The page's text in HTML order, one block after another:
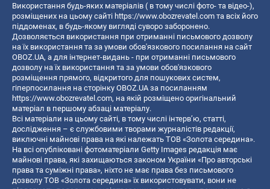
Використання будь-яких матеріалів ( в тому числі фото- та відео-),
розміщених на цьому сайті https://www.obozrevatel.com та всіх його
піддоменах, в будь-якому вигляді суворо заборонено.
Дозволяється використання при отриманні письмового дозволу
на їх використання та за умови обов'язкового посилання на сайт
OBOZ.UA, а для інтернет-видань - при отриманні письмового
дозволу на їх використання та за умови обов'язкового
розміщення прямого, відкритого для пошукових систем,
гіперпосилання на сторінку OBOZ.UA за посиланням
https://www.obozrevatel.com, на якій розміщено оригінальний
матеріал в першому абзаці матеріалу.
Всі матеріали на цьому сайті, в тому числі інтерв’ю, статті,
дослідження – є службовими творами журналістів редакції,
виключні майнові права на які належать ТОВ «Золота середина».
На всі опубліковані фотоматеріали Getty Images редакція має
майнові права, які захищаються законом України «Про авторські
права та суміжні права», ніхто не має права без письмового
дозволу ТОВ «Золота середина» їх використовувати, вони не